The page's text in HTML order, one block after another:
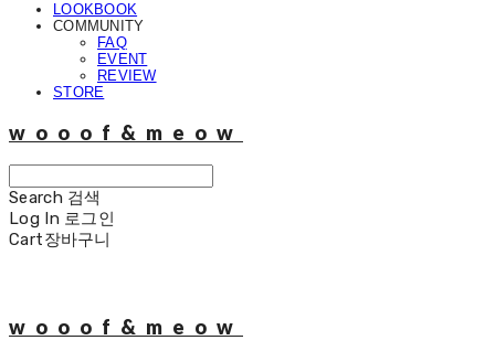
LOOKBOOK
COMMUNITY
FAQ
EVENT
REVIEW
STORE
wooof&meow
Search 검색
Log In 로그인
Cart장바구니
wooof&meow